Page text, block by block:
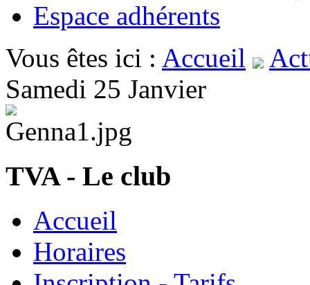
Espace adhérents
Vous êtes ici : Accueil
Samedi 25 Janvier
TVA - Le club
Accueil
Horaires